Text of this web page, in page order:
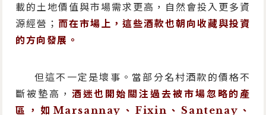
載的土地價值與市場需求更高，自然會投入更多資
源經營； 而在市場上，這些酒款也朝向收藏與投資
的方向發展。
但這不一定是壞事。當部分名村酒款的價格不
斷被墊高， 酒迷也開始關注過去被市場忽略的產
區，如Marsannay、Fixin、Santenay、